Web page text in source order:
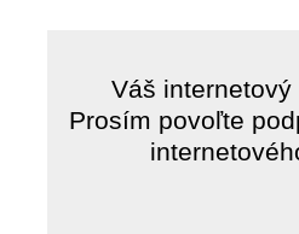
Váš
Prosím povoľte